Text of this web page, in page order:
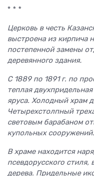
* * *
Церковь в честь
выстроена из кирпича
постепенной замены
деревянного здания.
С 1889 по 1891 г. по
теплая
яруса. Холодный храм
Четырехстолпный
световым барабаном
купольных сооружений.
В храме находится
псевдорусского
дерева. Придельные